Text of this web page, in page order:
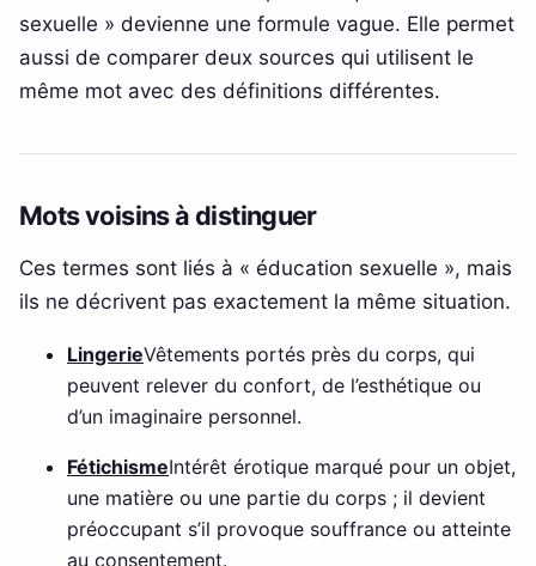
sexuelle » devienne une formule vague. Elle permet
aussi de comparer deux sources qui utilisent le
même mot avec des définitions différentes.
Mots voisins à distinguer
Ces termes sont liés à « éducation sexuelle », mais
ils ne décrivent pas exactement la même situation.
LingerieVêtements portés près du corps, qui
peuvent relever du confort, de l’esthétique ou
d’un imaginaire personnel.
FétichismeIntérêt érotique marqué pour un objet,
une matière ou une partie du corps ; il devient
préoccupant s’il provoque souffrance ou atteinte
au consentement.